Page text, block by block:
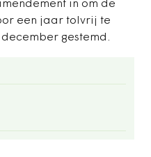
in om de
een jaar tolvrij te
gestemd.